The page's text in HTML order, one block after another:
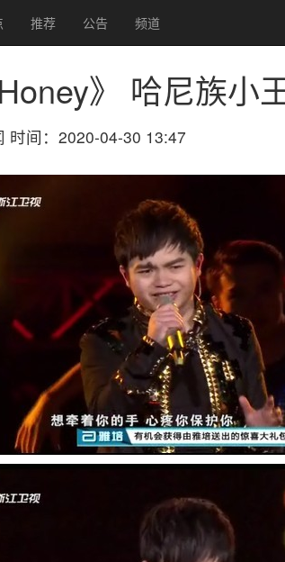
推荐 公告 频道
》 哈尼族小
时间：2020-04-30 13:47